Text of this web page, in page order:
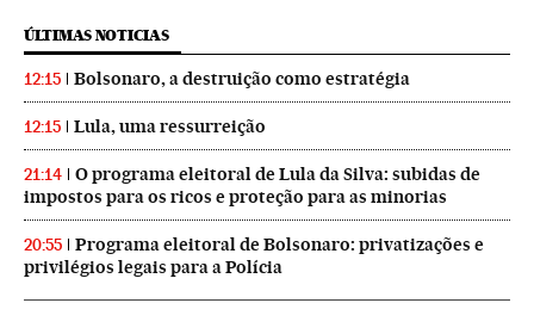
ÚLTIMAS NOTICIAS
12:15 Bolsonaro, a destruição como estratégia
12:15 Lula, uma ressurreição
21:14
O programa eleitoral de Lula da Silva: subidas de
impostos para os ricos e proteção para as minorias
20:55
Programa eleitoral de Bolsonaro: privatizações e
privilégios legais para a Polícia